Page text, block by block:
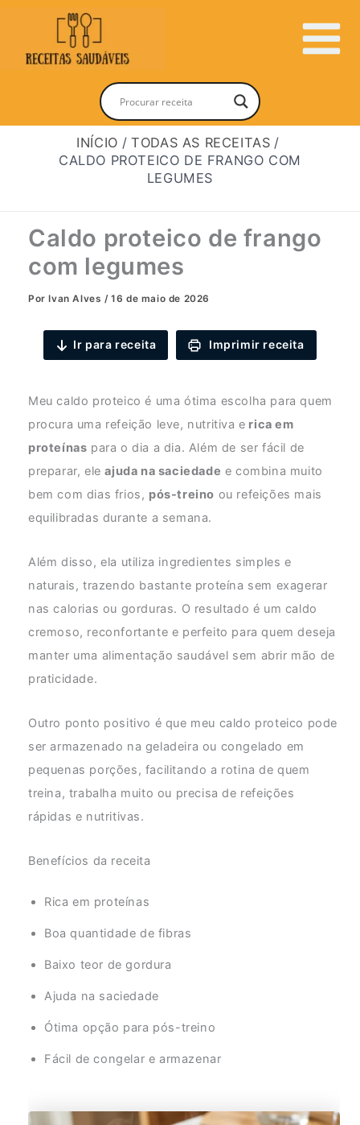
Main
INÍCIO
TODAS AS RECEITAS
CALDO PROTEICO DE FRANGO COM
LEGUMES
Caldo proteico de frango
com legumes
Por Ivan Alves/16 de maio de 2026
Ir para receita Imprimir receita
Meu caldo proteico é uma ótima escolha para quem
procura uma refeição leve, nutritiva e rica em
proteínas para o dia a dia. Além de ser fácil de
preparar, eleajuda na saciedade e combina muito
bem com dias frios, pós-treino ou refeições mais
equilibradas durante a semana.
Além disso, ela utiliza ingredientes simples e
naturais, trazendo bastante proteína sem exagerar
nas calorias ou gorduras. O resultado é um caldo
cremoso, reconfortante e perfeito para quem deseja
manter uma alimentação saudável sem abrir mão de
praticidade.
Outro ponto positivo é que meu caldo proteico pode
ser armazenado na geladeira ou congelado em
pequenas porções, facilitando a rotina de quem
treina, trabalha muito ou precisa de refeições
rápidas e nutritivas.
Benefícios da receita
Rica em proteínas
Boa quantidade de fibras
Baixo teor de gordura
Ajuda na saciedade
Ótima opção para pós-treino
Fácil de congelar e armazenar